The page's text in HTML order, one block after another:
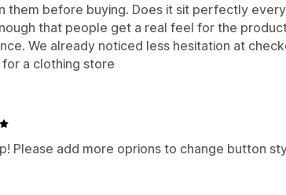
them before buying. Does it sit perfectly
that people get a real feel for the
We already noticed less hesitation at
a clothing store
Please add more oprions to change button